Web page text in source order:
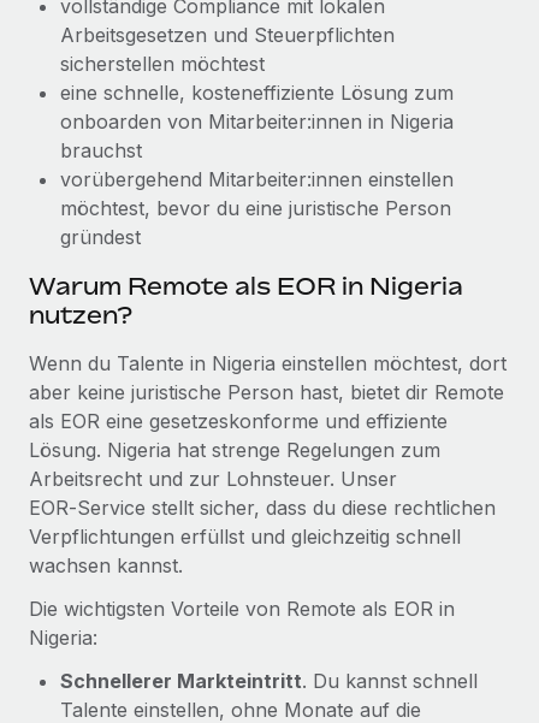
aller Größen dabei unterstützen, die beste...
Mehr erfahren
Wie Phiture 55 Mitarbeiter:innen in 19 Ländern
mit Remote verwaltet
Phiture ist der unumstrittene Marktführer im Bereich der
Wachstumsberatung für mobile Apps. Das...
Mehr erfahren
vollständige Compliance mit lokalen
Arbeitsgesetzen und Steuerpflichten
sicherstellen möchtest
eine schnelle, kosteneffiziente Lösung zum
onboarden von Mitarbeiter:innen in Nigeria
brauchst
vorübergehend Mitarbeiter:innen einstellen
möchtest, bevor du eine juristische Person
gründest
Warum Remote als EOR in Nigeria
nutzen?
Wenn du Talente in Nigeria einstellen möchtest, dort
aber keine juristische Person hast, bietet dir Remote
als EOR eine gesetzeskonforme und effiziente
Lösung. Nigeria hat strenge Regelungen zum
Arbeitsrecht und zur Lohnsteuer. Unser
EOR‑Service stellt sicher, dass du diese rechtlichen
Verpflichtungen erfüllst und gleichzeitig schnell
wachsen kannst.
Die wichtigsten Vorteile von Remote als EOR in
Nigeria:
Schnellerer Markteintritt. Du kannst schnell
Talente einstellen, ohne Monate auf die